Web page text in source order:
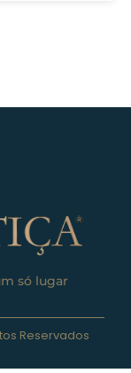
só lugar
Reservados